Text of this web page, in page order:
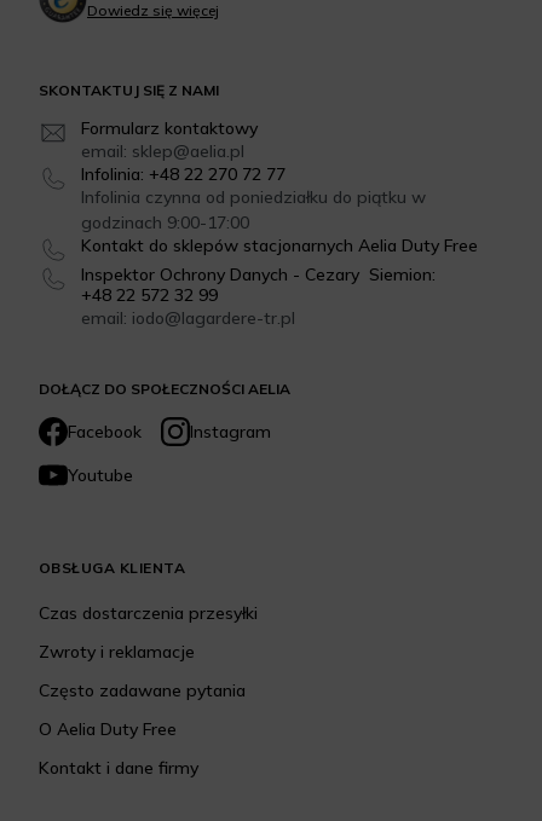
DOŁĄCZ DO SPOŁECZNOŚCI AELIA
Facebook
Instagram
Youtube
SKONTAKTUJ SIĘ Z NAMI
Formularz kontaktowy
email: sklep@aelia.pl
Infolinia: +48 22 270 72 77
Infolinia czynna od poniedziałku do piątku w
godzinach 9:00-17:00
Kontakt do sklepów stacjonarnych Aelia Duty Free
Inspektor Ochrony Danych - Cezary Siemion:
+48 22 572 32 99
email: iodo@lagardere-tr.pl
OBSŁUGA KLIENTA
Czas dostarczenia przesyłki
Zwroty i reklamacje
Często zadawane pytania
O Aelia Duty Free
Kontakt i dane firmy
Dowiedz się więcej